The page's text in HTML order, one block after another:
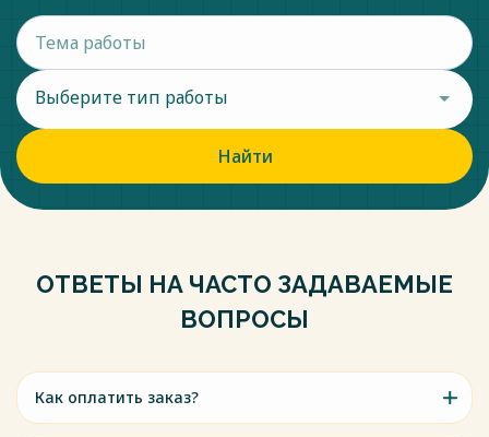
Выберите тип работы
Найти
ОТВЕТЫ НА ЧАСТО ЗАДАВАЕМЫЕ
ВОПРОСЫ
Как оплатить заказ?